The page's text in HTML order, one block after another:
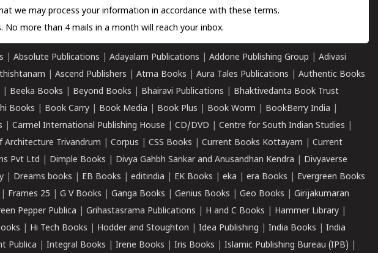
we may process your information in accordance with these terms.
more than 4 mails in a month will reach your inbox.
Absolute Publications Adayalam Publications Addone Publishing Group
Adivasi
Ascend Publishers Atma Books Aura Tales Publications
Authentic Books
Beeka Books Beyond Books Bhairavi Publications
Bhaktivedanta Book Trust
Books Book Carry Book Media Book Plus Book Worm BookBerry India
Carmel International Publishing House CD/DVD Centre for South Indian Studies
Architecture Trivandrum Corpus CSS Books Current Books Kottayam
Current
Pvt Ltd Dimple Books Divya Gahbh Sankar and Anusandhan Kendra
Divyaverse
Dreams books EB Books editindia EK Books eka era Books
Evergreen Books
Frames 25 G V Books Ganga Books Genius Books Geo Books
Girijakumaran
Pepper Publica Grihastasrama Publications H and C Books Hammer Library
Hi Tech Books Hodder and Stoughton Idea Publishing India Books
India
Publica Integral Books Irene Books Iris Books Islamic Publishing Bureau (IPB)